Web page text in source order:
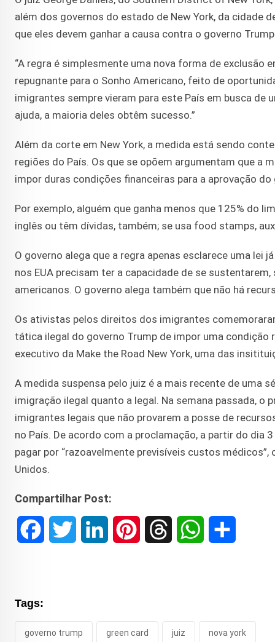
além dos governos do estado de New York, da cidade
que eles devem ganhar a causa contra o governo
“A regra é simplesmente uma nova forma de exclusão
repugnante para o Sonho Americano, feito de
imigrantes sempre vieram para este País em busca de
ajuda, a maioria deles obtêm sucesso.”
Além da corte em New York, a medida está sendo
regiões do País. Os que se opõem argumentam que a
impor duras condições financeiras para a aprovação do
Por exemplo, alguém que ganha menos que 125% do
inglês ou têm dívidas, também; se usa food stamps,
O governo alega que a regra apenas esclarece uma
nos EUA precisam ter a capacidade de se
americanos. O governo alega também que não há
Os ativistas pelos direitos dos imigrantes
tática ilegal do governo Trump de impor uma
executivo da Make the Road New York, uma das
A medida suspensa pelo juiz é a mais recente de uma
imigração ilegal quanto a legal. Na semana passada,
imigrantes legais que não provarem a posse de
no País. De acordo com a proclamação, a partir do dia
pagar por “razoavelmente previsíveis custos
Unidos.
Compartilhar Post:
b t e e a e
Tags:
governo trump green card juiz nova york